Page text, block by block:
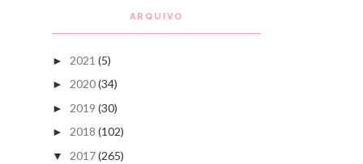
ARQUIVO
► 2021 (5)
► 2020(34)
► 2019 (30)
► 2018 (102)
▼ 2017(265)